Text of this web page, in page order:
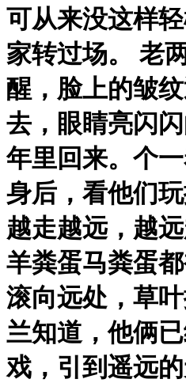
可从来没这样
家转过场。 老
醒，脸上的皱
去，眼睛亮闪
年里回来。个
身后，看他们
越走越远，越
羊粪蛋马粪蛋
滚向远处，草
兰知道，他俩
戏，引到遥远